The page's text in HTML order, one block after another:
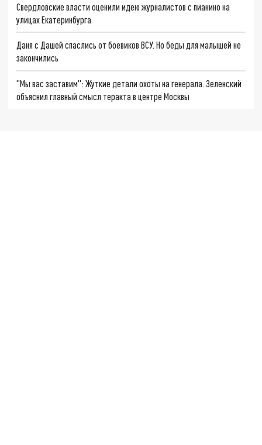
Свердловские власти оценили идею журналистов с пианино на
улицах Екатеринбурга
Даня с Дашей спаслись от боевиков ВСУ. Но беды для малышей не
закончились
"Мы вас заставим": Жуткие детали охоты на генерала. Зеленский
объяснил главный смысл теракта в центре Москвы